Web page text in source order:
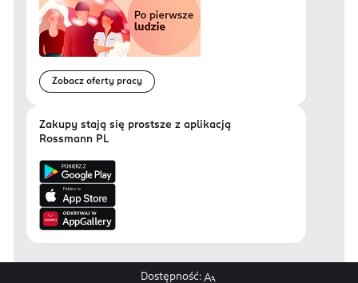
Zobacz oferty pracy
Zakupy stają się prostsze z aplikacją
Rossmann PL
Dostępność: